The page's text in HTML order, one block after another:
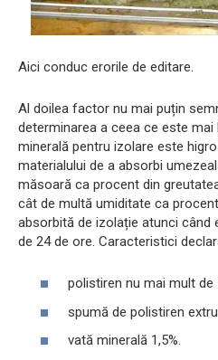
Aici conduc erorile de editare.
Al doilea factor nu mai puțin
determinarea a ceea ce este
minerală pentru izolare este
materialului de a absorbi
măsoară ca procent din
cât de multă umiditate ca
absorbită de izolație atunci când
de 24 de ore. Caracteristici
polistiren nu mai mult de
spumă de polistiren
vată minerală 1,5%.